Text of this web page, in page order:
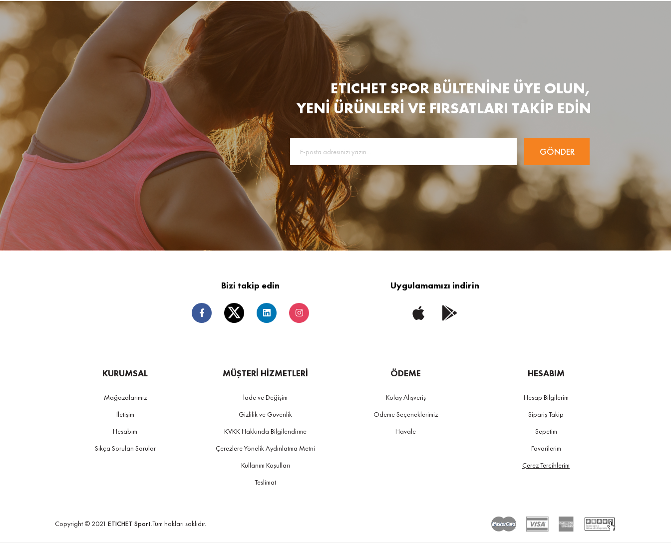
ETICHET SPOR BÜLTENİNE ÜYE OLUN,
YENİ ÜRÜNLERİ VE FIRSATLARI TAKİP EDİN
GÖNDER
Bizi takip edin Uygulamamızı indirin
KURUMSAL
Mağazalarımız
İletişim
Hesabım
Sıkça Sorulan Sorular
MÜŞTERİ HİZMETLERİ
İade ve Değişim
Gizlilik ve Güvenlik
KVKK Hakkında Bilgilendirme
Çerezlere Yönelik Aydınlatma Metni
Kullanım Koşulları
Teslimat
ÖDEME
Kolay Alışveriş
Ödeme Seçeneklerimiz
Havale
HESABIM
Hesap Bilgilerim
Sipariş Takip
Sepetim
Favorilerim
Çerez Tercihlerim
Copyright © 2021 ETICHET Sport.Tüm hakları saklıdır.